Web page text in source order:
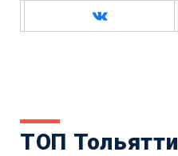
ТОП Тольятти